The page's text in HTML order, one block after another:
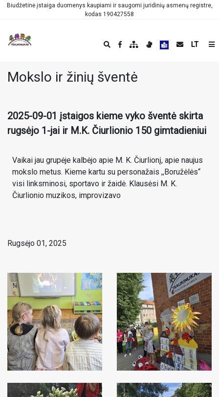
Biudžetinė įstaiga duomenys kaupiami ir saugomi juridinių asmenų registre,
kodas 190427558
LT
Mokslo ir žinių šventė
2025-09-01 įstaigos kieme vyko šventė skirta
rugsėjo 1-jai ir M.K. Čiurlionio 150 gimtadieniui
Vaikai jau grupėje kalbėjo apie M. K. Čiurlionį, apie naujus
mokslo metus. Kieme kartu su personažais ,,Boružėlės“
visi linksminosi, sportavo ir žaidė. Klausėsi M. K.
Čiurlionio muzikos, improvizavo
Rugsėjo 01, 2025